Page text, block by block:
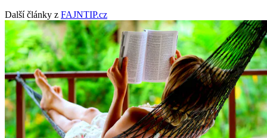
Další články z FAJNTIP.cz